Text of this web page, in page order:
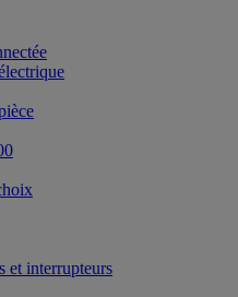
et interrupteurs